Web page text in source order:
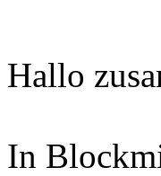
Hallo
In